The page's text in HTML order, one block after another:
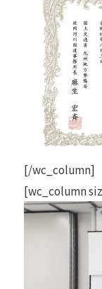
[/wc_column]
[wc_column